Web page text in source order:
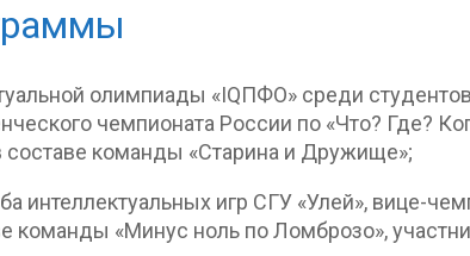
олимпиады «IQПФО» среди
чемпионата России по «Что? Где?
составе команды «Старина и Дружище»;
интеллектуальных игр СГУ «Улей», вице-
команды «Минус ноль по Ломброзо»,